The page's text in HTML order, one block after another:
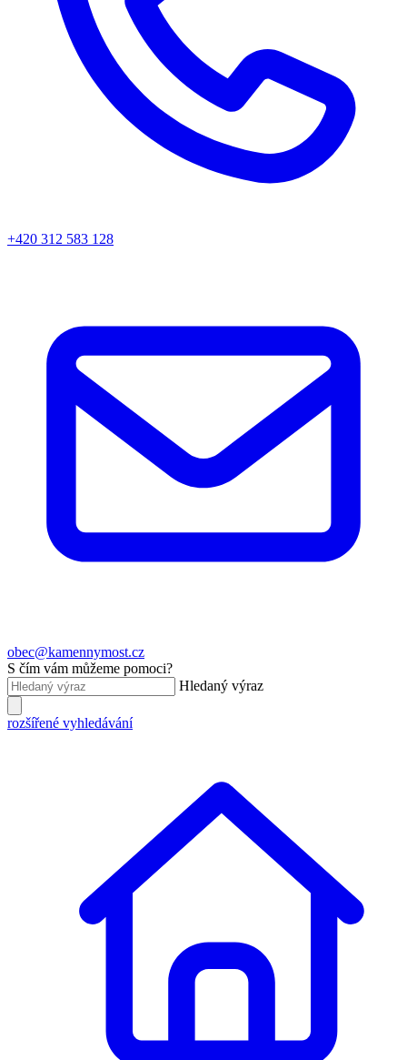
+420 312 583 128
obec@kamennymost.cz
S čím vám můžeme pomoci?
Hledaný výraz
rozšířené vyhledávání